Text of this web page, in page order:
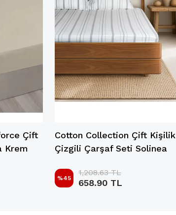
Çift
Krem
Cotton Collection Çift Kişilik
Çizgili Çarşaf Seti Solinea
%45
1,208.63 TL
658.90 TL